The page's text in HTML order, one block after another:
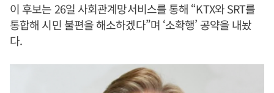
이 후보는 26일 사회관계망서비스를 통해 “KTX와 SRT를
통합해 시민 불편을 해소하겠다”며 ‘소확행’ 공약을 내놨
다.